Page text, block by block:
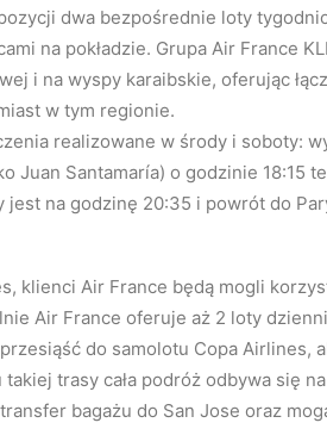
dwa bezpośrednie loty
na pokładzie. Grupa Air France
i na wyspy karaibskie, oferując
w tym regionie.
realizowane w środy i soboty:
Juan Santamaría) o godzinie 18:15
na godzinę 20:35 i powrót do
klienci Air France będą mogli
Air France oferuje aż 2 loty
do samolotu Copa Airlines,
trasy cała podróż odbywa się
bagażu do San Jose oraz